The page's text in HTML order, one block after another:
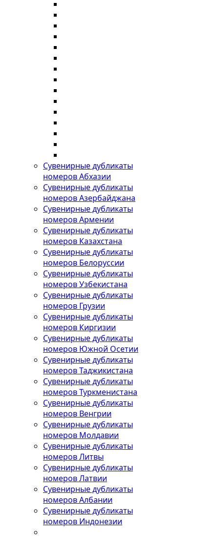
Сувенирные дубликаты
номеров Абхазии
Сувенирные дубликаты
номеров Азербайджана
Сувенирные дубликаты
номеров Армении
Сувенирные дубликаты
номеров Казахстана
Сувенирные дубликаты
номеров Белоруссии
Сувенирные дубликаты
номеров Узбекистана
Сувенирные дубликаты
номеров Грузии
Сувенирные дубликаты
номеров Киргизии
Сувенирные дубликаты
номеров Южной Осетии
Сувенирные дубликаты
номеров Таджикистана
Сувенирные дубликаты
номеров Туркменистана
Сувенирные дубликаты
номеров Венгрии
Сувенирные дубликаты
номеров Молдавии
Сувенирные дубликаты
номеров Литвы
Сувенирные дубликаты
номеров Латвии
Сувенирные дубликаты
номеров Албании
Сувенирные дубликаты
номеров Индонезии